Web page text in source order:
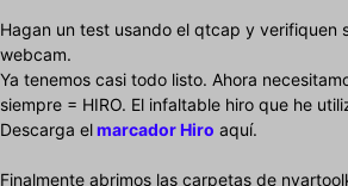
Hagan un test usando el qtcap y verifiquen
webcam.
Ya tenemos casi todo listo. Ahora
siempre = HIRO. El infaltable hiro que he
Descarga elmarcador Hiro aquí.
Finalmente abrimos las carpetas de